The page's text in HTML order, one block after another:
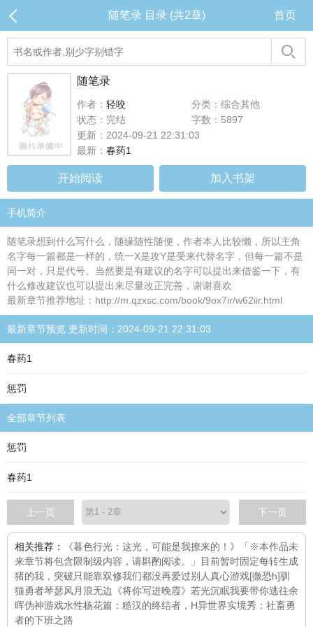
随笔录 目录 (共2章) 首页
随笔录
作者： 轻咬
分类：综合其他
状态：完结
字数：5897
更新：2024-09-21 22:31:03
最新： 春药1
开始阅读 加入书架
手机简介
随笔录想到什么写什么，随缘随性随便，作者本人比较懒，所以主角
名字每一篇都是一样的，统一X是攻Y是受来代替名字，但每一篇不是
同一对，只是代号。当然要是有建议的名字可以提出来借鉴一下，有
什么修改建议也可以提出来尽量改正完善，谢谢喜欢
最新章节推荐地址：http://m.qzxsc.com/book/9ox7ir/w62iir.html
最新章节预览 更新时间：2024-09-21 22:31:03
春药1
惩罚
全部章节列表
惩罚
春药1
上一页 下一页
相关推荐：
《暮色行光：这光，可能是我撩来的！》「※本作品未
来章节将包含限制级内容，请斟酌阅读。」目前暂时固定每转生成
猪的我，突破只能靠双修我们都没再爱过别人真心游戏[微恐h]驯
猫勇者琴瑟风月浪无边 《将你写进晚霞》 若光沉眠我要带你逃往余
晖伪神游戏水性杨花篇：糙汉的终结者，H异世界实境秀：社畜勇
者的下班之路